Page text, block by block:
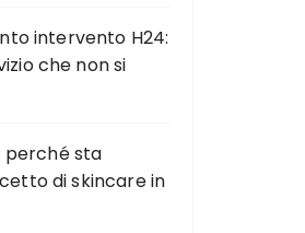
intervento H24:
che non si
perché sta
di skincare in